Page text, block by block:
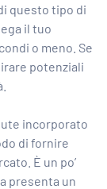
questo tipo di
il tuo
o meno. Se
potenziali
incorporato
di fornire
È un po’
presenta un